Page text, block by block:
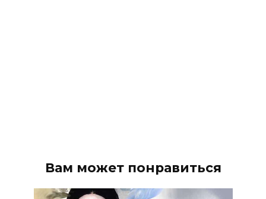
Вам может понравиться